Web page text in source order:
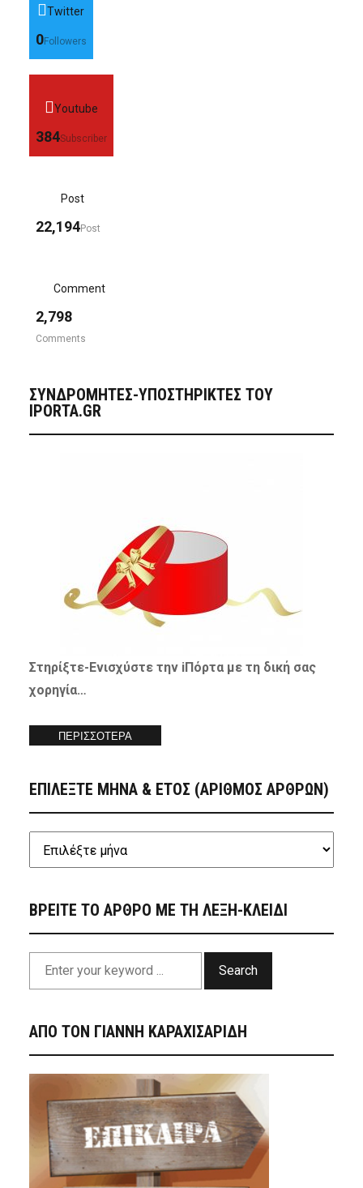
Twitter
0Followers
Youtube
384Subscriber
Post
22,194Post
Comment
2,798
Comments
ΣΥΝΔΡΟΜΗΤΈΣ-ΥΠΟΣΤΗΡΙΚΤΈΣ ΤΟΥ
IPORTA.GR
Στηρίξτε-Ενισχύστετην iΠόρτα με τη δική σας
χορηγία…
ΠΕΡΙΣΣΟΤΕΡΑ
ΕΠΙΛΕΞΤΕ ΜΗΝΑ & ΕΤΟΣ (ΑΡΙΘΜΟΣ ΑΡΘΡΩΝ)
ΒΡΕΙΤΕ ΤΟ ΑΡΘΡΟ ΜΕ ΤΗ ΛΕΞΗ-ΚΛΕΙΔΙ
Search
ΑΠΟ ΤΟΝ ΓΙΑΝΝΗ ΚΑΡΑΧΙΣΑΡΙΔΗ